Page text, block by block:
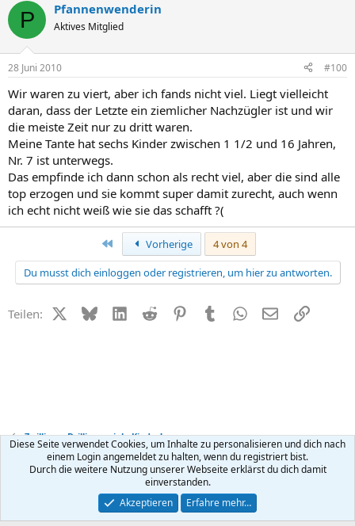
P Pfannenwenderin
Aktives Mitglied
28 Juni 2010 #100
Wir waren zu viert, aber ich fands nicht viel. Liegt vielleicht
daran, dass der Letzte ein ziemlicher Nachzügler ist und wir
die meiste Zeit nur zu dritt waren.
Meine Tante hat sechs Kinder zwischen 1 1/2 und 16 Jahren,
Nr. 7 ist unterwegs.
Das empfinde ich dann schon als recht viel, aber die sind alle
top erzogen und sie kommt super damit zurecht, auch wenn
ich echt nicht weiß wie sie das schafft ?(
Erste Vorherige
4 von 4
Du musst dich einloggen oder registrieren, um hier zu antworten.
Teilen: X (Twitter)
BlueskyLinkedIn
Reddit PinterestTumblr WhatsApp
E-MailLink
Zwillinge, Drillinge, viele Kinder!
Kontakt Nutzungsbedingungen Datenschutz Hilfe
R
Community platform by XenForo ® © 2010-2026 XenForo Ltd.
Diese Seite verwendet Cookies, um Inhalte zu personalisieren und dich nach
einem Login angemeldet zu halten, wenn du registriert bist.
Durch die weitere Nutzung unserer Webseite erklärst du dich damit
einverstanden.
Akzeptieren
Erfahre mehr…